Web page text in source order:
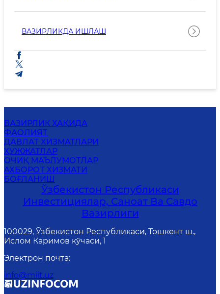
ВАЗИРЛИКДА ИШЛАШ
ВАЗИРЛИК ҲАҚИДА
ФАОЛИЯТ
ДАВЛАТ ХИЗМАТЛАРИ
ҲУЖЖАТЛАР
ОЧИҚ МАЪЛУМОТЛАР
АХБОРОТ ХИЗМАТИ
БОҒЛАНИШ
Ўзбекистон Республикаси
Инвестициялар, Саноат Ва Савдо
Вазирлиги
100029, Ўзбекистон Республикаси, Тошкент ш.,
Ислом Каримов кўчаси, 1
Электрон почта:
info@miit.uz